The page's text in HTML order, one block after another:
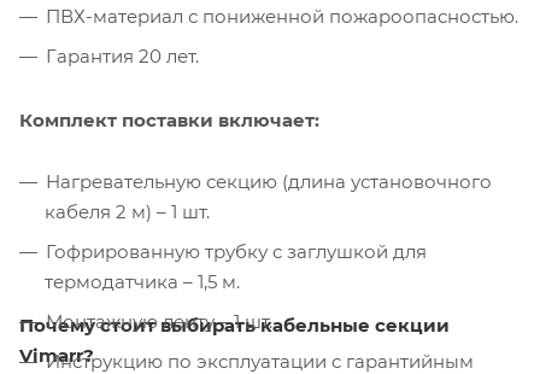
ПВХ-материал с пониженной пожароопасностью.
Гарантия 20 лет.
Комплект поставки включает:
Нагревательную секцию (длина установочного
кабеля 2 м) – 1 шт.
Гофрированную трубку с заглушкой для
термодатчика – 1,5 м.
Монтажную ленту – 1 шт.
Инструкцию по эксплуатации с гарантийным
Почему стоит выбирать кабельные секции
Vimarr?